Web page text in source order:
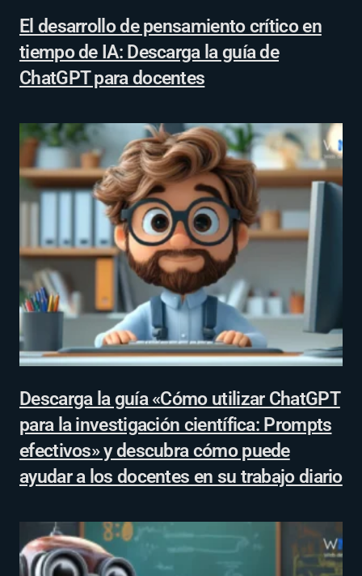
El desarrollo de pensamiento crítico en
tiempo de IA: Descarga la guía de
ChatGPT para docentes
Descarga la guía «Cómo utilizar ChatGPT
para la investigación científica: Prompts
efectivos» y descubra cómo puede
ayudar a los docentes en su trabajo diario